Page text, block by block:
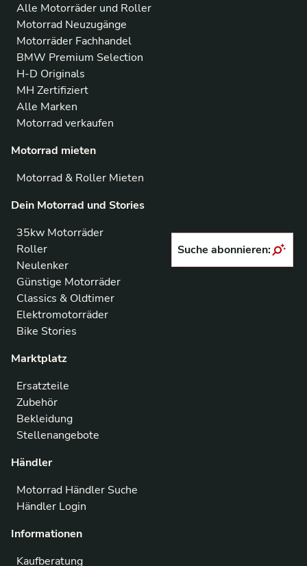
Alle Motorräder und Roller
Motorrad Neuzugänge
Motorräder Fachhandel
BMW Premium Selection
H-D Originals
MH Zertifiziert
Alle Marken
Motorrad verkaufen
Motorrad mieten
Motorrad & Roller Mieten
Dein Motorrad und Stories
35kw Motorräder
Roller
Neulenker
Günstige Motorräder
Classics & Oldtimer
Elektromotorräder
Bike Stories
Marktplatz
Ersatzteile
Zubehör
Bekleidung
Stellenangebote
Händler
Motorrad Händler Suche
Händler Login
Informationen
Kaufberatung
Suche abonnieren: